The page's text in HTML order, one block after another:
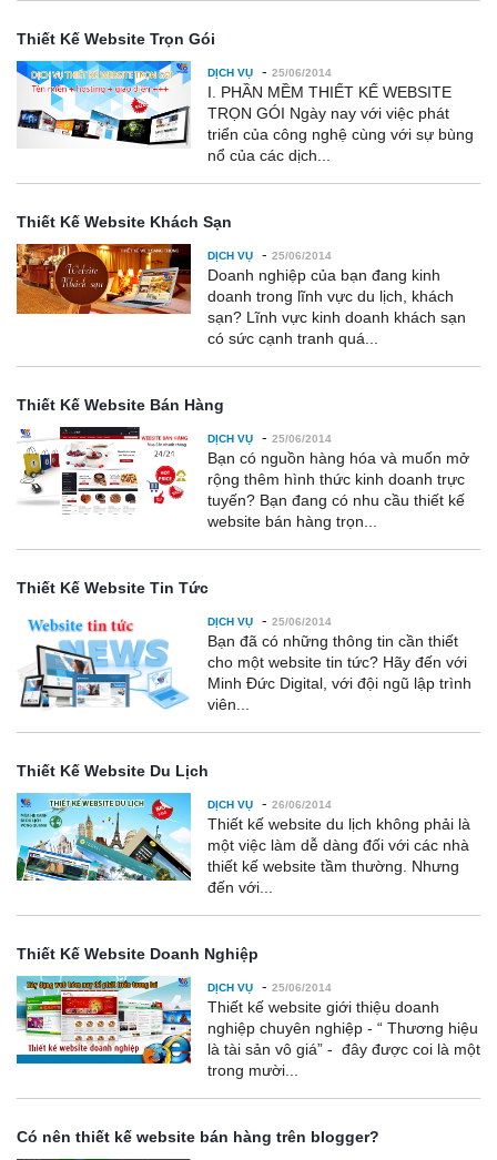
Thiết Kế Website Trọn Gói
DỊCH VỤ - 25/06/2014
I. PHẦN MỀM THIẾT KẾ WEBSITE
TRỌN GÓI Ngày nay với việc phát
triển của công nghệ cùng với sự bùng
nổ của các dịch...
Thiết Kế Website Khách Sạn
DỊCH VỤ - 25/06/2014
Doanh nghiệp của bạn đang kinh
doanh trong lĩnh vực du lịch, khách
sạn? Lĩnh vực kinh doanh khách sạn
có sức cạnh tranh quá...
Thiết Kế Website Bán Hàng
DỊCH VỤ - 25/06/2014
Bạn có nguồn hàng hóa và muốn mở
rộng thêm hình thức kinh doanh trực
tuyến? Bạn đang có nhu cầu thiết kế
website bán hàng trọn...
Thiết Kế Website Tin Tức
DỊCH VỤ - 25/06/2014
Bạn đã có những thông tin cần thiết
cho một website tin tức? Hãy đến với
Minh Đức Digital, với đội ngũ lập trình
viên...
Thiết Kế Website Du Lịch
DỊCH VỤ - 26/06/2014
Thiết kế website du lịch không phải là
một việc làm dễ dàng đối với các nhà
thiết kế website tầm thường. Nhưng
đến với...
Thiết Kế Website Doanh Nghiệp
DỊCH VỤ - 25/06/2014
Thiết kế website giới thiệu doanh
nghiệp chuyên nghiệp - “ Thương hiệu
là tài sản vô giá” - đây được coi là một
trong mười...
Có nên thiết kế website bán hàng trên blogger?